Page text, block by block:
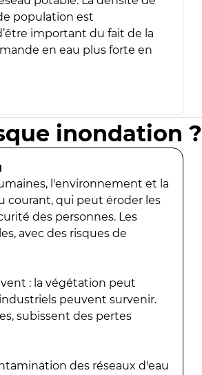
population est
important du fait de la
en eau plus forte en
inondation ?
l'environnement et la
courant, qui peut éroder les
des personnes. Les
avec des risques de
: la végétation peut
peuvent survenir.
subissent des pertes
des réseaux d'eau